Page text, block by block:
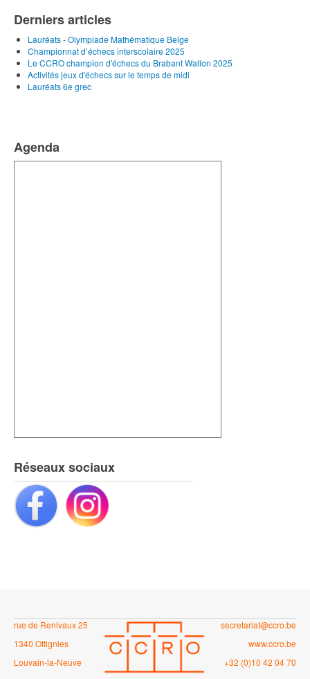
Derniers articles
Lauréats - Olympiade Mathématique Belge
Championnat d’échecs interscolaire 2025
Le CCRO champion d'échecs du Brabant Wallon 2025
Activités jeux d'échecs sur le temps de midi
Lauréats 6e grec
Agenda
Réseaux sociaux
rue de Renivaux 25
1340 Ottignies
Louvain-la-Neuve
secretariat@ccro.be
www.ccro.be
+32 (0)10 42 04 70